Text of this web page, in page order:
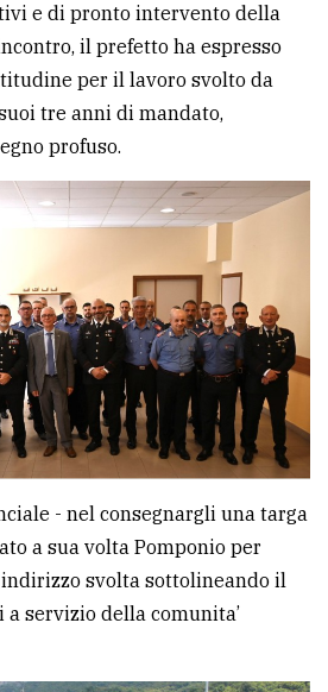
e di pronto intervento della
il prefetto ha espresso
per il lavoro svolto da
tre anni di mandato,
profuso.
- nel consegnargli una targa
a sua volta Pomponio per
indirizzo svolta sottolineando il
servizio della comunita’